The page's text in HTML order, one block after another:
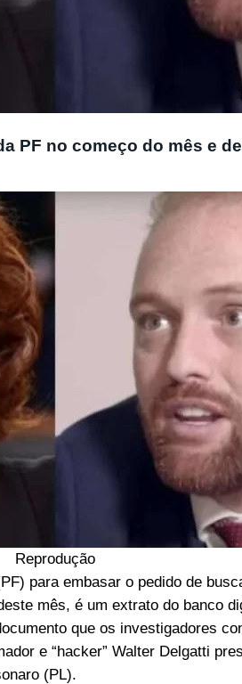
PF no começo do mês e
Reprodução
para embasar o pedido de
mês, é um extrato do banco
que os investigadores
e “hacker” Walter Delgatti
(PL).